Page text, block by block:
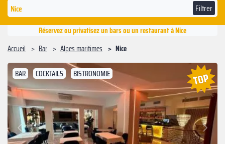
Filtrer
Réservez ou privatisez un bars ou un restaurant à Nice
Accueil
Bar Alpes maritimes Nice
BAR COCKTAILS BISTRONOMIE
Précédent
Suivant